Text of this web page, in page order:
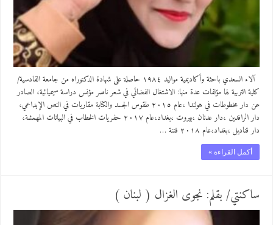
آلاء السعدي باحثة وأكاديمية مواليد ١٩٨٤ حاصلة على شهادة الدكتوراه من جامعة القادسية/
كلية التربية لها مؤلفات عدة منها: الاشتغال الفضائي في شعر ناصر مؤنس دراسة سيميائية، الصادر
عن دار مخطوطات في هولندا ،عام ٢٠١٥ طقوس الجسد والكتابة مقاربات في النص الإبداعي،
دار الرافدين ،دار عدنان ،بيروت ،بغداد،عام ٢٠١٧ حفريات الخطاب في البيانات المهمشة،
دار قناديل ،بغداد،عام ٢٠١٨ فتنة …
أكمل القراءة »
ساكنتي/ بقلم: نجوى الغزال ( لبنان )